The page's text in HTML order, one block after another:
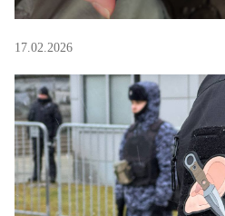
17.02.2026